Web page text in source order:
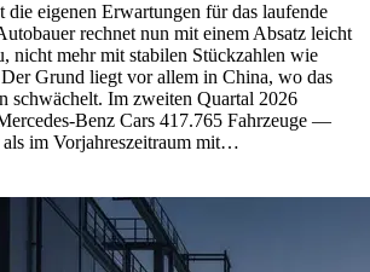
die eigenen Erwartungen für das laufende
rechnet nun mit einem Absatz leicht
nicht mehr mit stabilen Stückzahlen wie
Grund liegt vor allem in China, wo das
schwächelt. Im zweiten Quartal 2026
Benz Cars 417.765 Fahrzeuge —
als im Vorjahreszeitraum mit…